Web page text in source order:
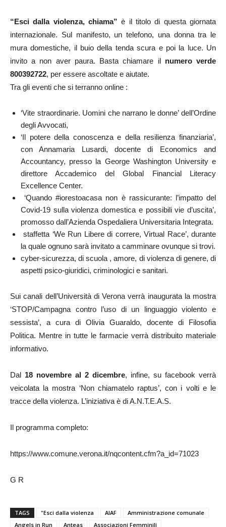
“Esci dalla violenza, chiama” è il titolo di questa giornata
internazionale. Sul manifesto, un telefono, una donna tra le
mura domestiche, il buio della tenda scura e poi la luce. Un
invito a non aver paura. Basta chiamare ilnumero verde
800392722, per essere ascoltate e aiutate.
Tra gli eventi che si terranno online :
‘Vite straordinarie. Uomini che narrano le donne’ dell’Ordine
degli Avvocati,
‘Il potere della conoscenza e della resilienza finanziaria’,
con Annamaria Lusardi, docente di Economics and
Accountancy, presso la George Washington University e
direttore Accademico del Global Financial Literacy
Excellence Center.
‘Quando #iorestoacasa non è rassicurante: l’impatto del
Covid-19 sulla violenza domestica e possibili vie d’uscita’,
promosso dall’Azienda Ospedaliera Universitaria Integrata.
staffetta ‘We Run Libere di correre, Virtual Race’, durante
la quale ognuno sarà invitato a camminare ovunque si trovi.
cyber-sicurezza, di scuola , amore, di violenza di genere, di
aspetti psico-giuridici, criminologici e sanitari.
Sui canali dell’Università di Verona verrà inaugurata la mostra
‘STOP/Campagna contro l’uso di un linguaggio violento e
sessista’, a cura di Olivia Guaraldo, docente di Filosofia
Politica. Mentre in tutte le farmacie verrà distribuito materiale
informativo.
Dal 18 novembre al 2 dicembre, infine, su facebook verrà
veicolata la mostra ‘Non chiamatelo raptus’, con i volti e le
tracce della violenza. L’iniziativa è di A.N.T.E.A.S.
Il programma completo:
https://www.comune.verona.it/nqcontent.cfm?a_id=71023
G R
TAGS "Esci dalla violenza AIAF
Amministrazione comunale
Angels in Run
Anteas Associazioni Femminili